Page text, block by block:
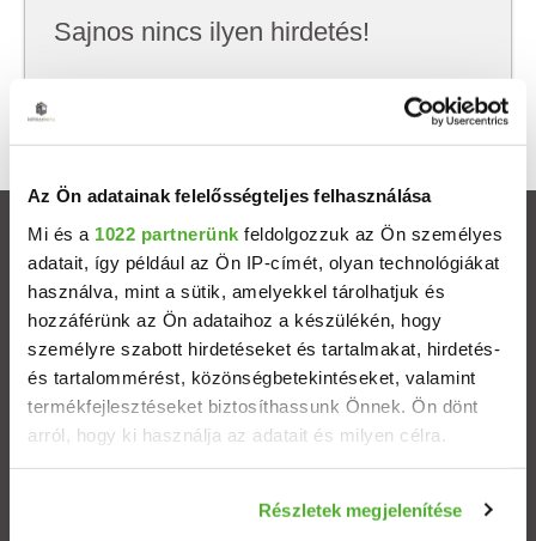
Az Ön adatainak felelősségteljes felhasználása
Mi és a 1022 partnerünk feldolgozzuk az Ön személyes
adatait, így például az Ön IP-címét, olyan technológiákat
használva, mint a sütik, amelyekkel tárolhatjuk és
hozzáférünk az Ön adataihoz a készülékén, hogy
személyre szabott hirdetéseket és tartalmakat, hirdetés-
és tartalommérést, közönségbetekintéseket, valamint
termékfejlesztéseket biztosíthassunk Önnek. Ön dönt
arról, hogy ki használja az adatait és milyen célra.
Információgyűjtés az Ön földrajzi elhelyezkedéséről
Részletek megjelenítése
Sajnos nincs ilyen hirdetés!
keresni, hátha akkor megtalálod, amit keresel.
Ingatlanok
Eladó házak
Eladó lakások
Települések